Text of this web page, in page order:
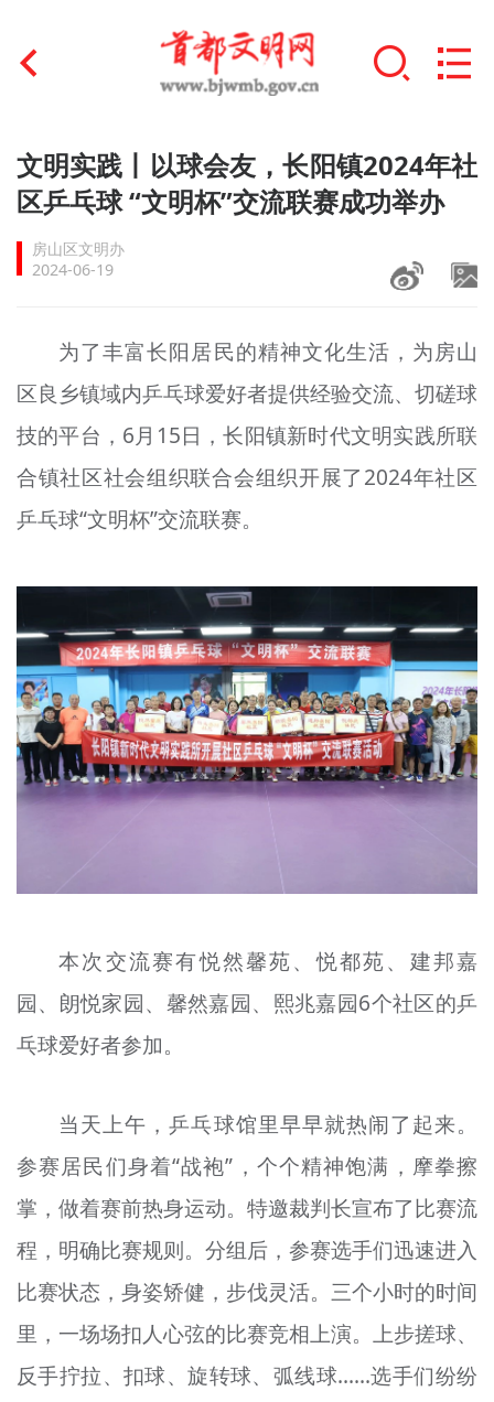
首页
文明创建
文明实践
未成年人思想道德建设
榜样人物
+
身边好人
文明评论
宣传思想文化人才
专题
资料库
+
文明实践丨以球会友，长阳镇2024年社
区乒乓球 “文明杯”交流联赛成功举办
房山区文明办
2024-06-19
为了丰富长阳居民的精神文化生活，为房山
区良乡镇域内乒乓球爱好者提供经验交流、切磋球
技的平台，6月15日，长阳镇新时代文明实践所联
合镇社区社会组织联合会组织开展了2024年社区
乒乓球“文明杯”交流联赛。
本次交流赛有悦然馨苑、悦都苑、建邦嘉
园、朗悦家园、馨然嘉园、熙兆嘉园6个社区的乒
乓球爱好者参加。
当天上午，乒乓球馆里早早就热闹了起来。
参赛居民们身着“战袍”，个个精神饱满，摩拳擦
掌，做着赛前热身运动。特邀裁判长宣布了比赛流
程，明确比赛规则。分组后，参赛选手们迅速进入
比赛状态，身姿矫健，步伐灵活。三个小时的时间
里，一场场扣人心弦的比赛竞相上演。上步搓球、
反手拧拉、扣球、旋转球、弧线球……选手们纷纷